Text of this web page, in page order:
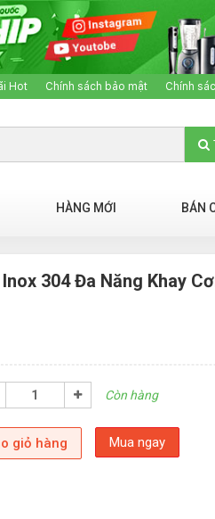
Hot Chính sách bảo mật Chính
HÀNG MỚI BÁN
304 Đa Năng Khay
Còn hàng
giỏ hàng Mua ngay